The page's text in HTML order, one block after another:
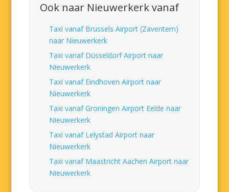
Ook naar Nieuwerkerk vanaf
Taxi vanaf Brussels Airport (Zaventem)
naar Nieuwerkerk
Taxi vanaf Düsseldorf Airport naar
Nieuwerkerk
Taxi vanaf Eindhoven Airport naar
Nieuwerkerk
Taxi vanaf Groningen Airport Eelde naar
Nieuwerkerk
Taxi vanaf Lelystad Airport naar
Nieuwerkerk
Taxi vanaf Maastricht Aachen Airport naar
Nieuwerkerk